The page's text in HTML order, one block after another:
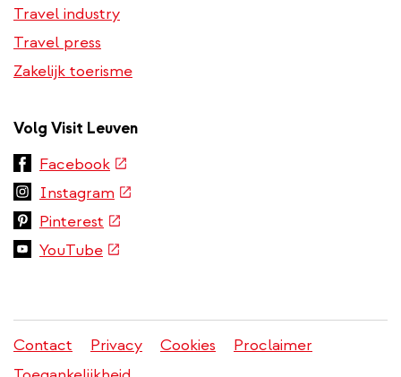
Travel industry
Travel press
Zakelijk toerisme
Volg Visit Leuven
Facebook(externe
link)
Instagram (externe
link)
Pinterest (externe
link)
YouTube(externe
Juridisch
Contact Privacy Cookies
Proclaimer